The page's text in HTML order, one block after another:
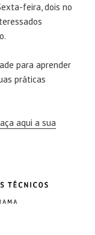
feira, dois no
para aprender
práticas
aqui a sua